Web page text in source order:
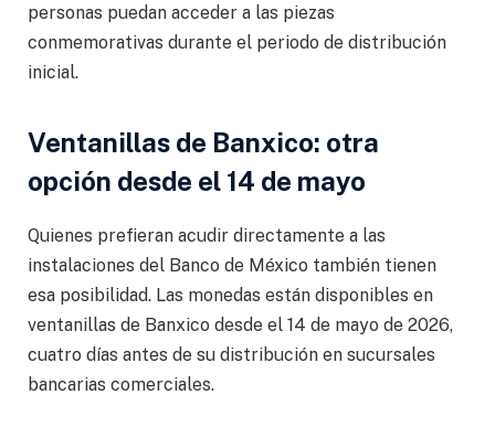
personas puedan acceder a las piezas
conmemorativas durante el periodo de distribución
inicial.
Ventanillas de Banxico: otra
opción desde el 14 de mayo
Quienes prefieran acudir directamente a las
instalaciones del Banco de México también tienen
esa posibilidad. Las monedas están disponibles en
ventanillas de Banxico desde el 14 de mayo de 2026,
cuatro días antes de su distribución en sucursales
bancarias comerciales.